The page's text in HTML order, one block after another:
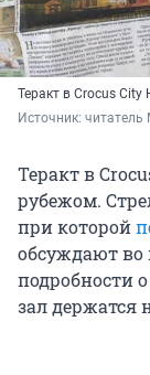
Теракт в Crocus
Источник: читатель
Теракт в
рубежом.
при которой
обсуждают во
подробности
зал